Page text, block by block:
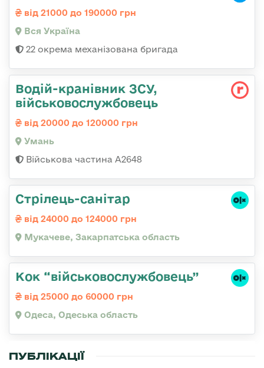
від 21000 до 190000 грн
Вся Україна
22 окрема механізована бригада
Водій-кранівник ЗСУ,
військовослужбовець
від 20000 до 120000 грн
Умань
Військова частина А2648
Стрілець-санітар
від 24000 до 124000 грн
Мукачеве, Закарпатська область
Кок “військовослужбовець”
від 25000 до 60000 грн
Одеса, Одеська область
ПУБЛІКАЦІЇ